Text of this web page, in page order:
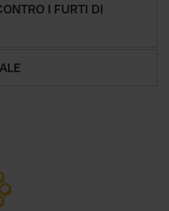
I FURTI DI